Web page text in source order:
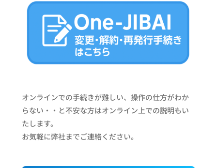
オンラインでの手続きが難しい、操作の仕方がわか
らない・・と不安な方はオンライン上での説明もい
たします。
お気軽に弊社までご連絡ください。